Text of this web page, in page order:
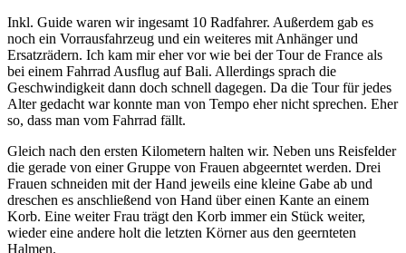
Inkl. Guide waren wir ingesamt 10 Radfahrer. Außerdem gab es
noch ein Vorrausfahrzeug und ein weiteres mit Anhänger und
Ersatzrädern. Ich kam mir eher vor wie bei der Tour de France als
bei einem Fahrrad Ausflug auf Bali. Allerdings sprach die
Geschwindigkeit dann doch schnell dagegen. Da die Tour für jedes
Alter gedacht war konnte man von Tempo eher nicht sprechen. Eher
so, dass man vom Fahrrad fällt.
Gleich nach den ersten Kilometern halten wir. Neben uns Reisfelder
die gerade von einer Gruppe von Frauen abgeerntet werden. Drei
Frauen schneiden mit der Hand jeweils eine kleine Gabe ab und
dreschen es anschließend von Hand über einen Kante an einem
Korb. Eine weiter Frau trägt den Korb immer ein Stück weiter,
wieder eine andere holt die letzten Körner aus den geernteten
Halmen.